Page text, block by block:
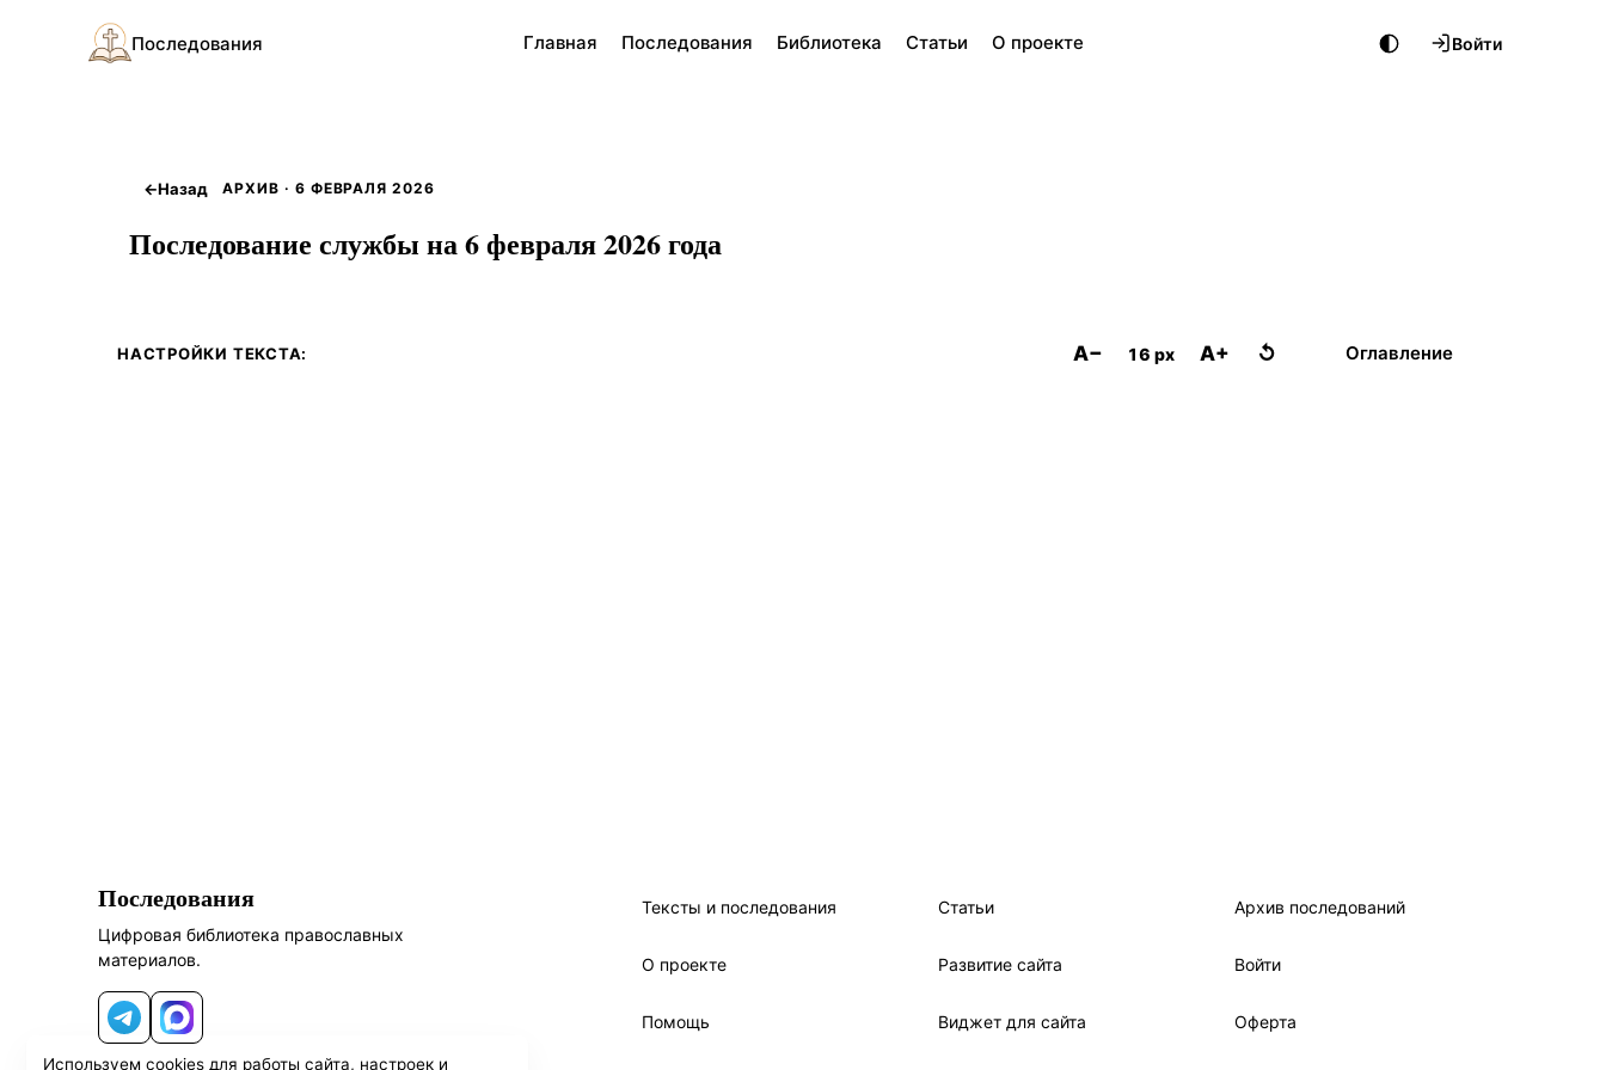
Последования Главная Последования Библиотека Статьи О проекте Войти
←Назад АРХИВ · 6 ФЕВРАЛЯ 2026
Последование службы на 6 февраля 2026 года
НАСТРОЙКИ ТЕКСТА: A− 16 px A+ ↺ Оглавление
Последования
Цифровая библиотека православных
материалов.
Telegram
MAX
Тексты и последования Статьи Архив последований
О проекте Развитие сайта Войти
Помощь Виджет для сайта Оферта
Используем cookies для работы сайта, настроек и